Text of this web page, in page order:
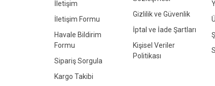
İletişim
İletişim Formu
Havale Bildirim
Formu
Sipariş Sorgula
Kargo Takibi
Gizlilik ve Güvenlik
İptal ve İade Şartları
Kişisel Veriler
Politikası